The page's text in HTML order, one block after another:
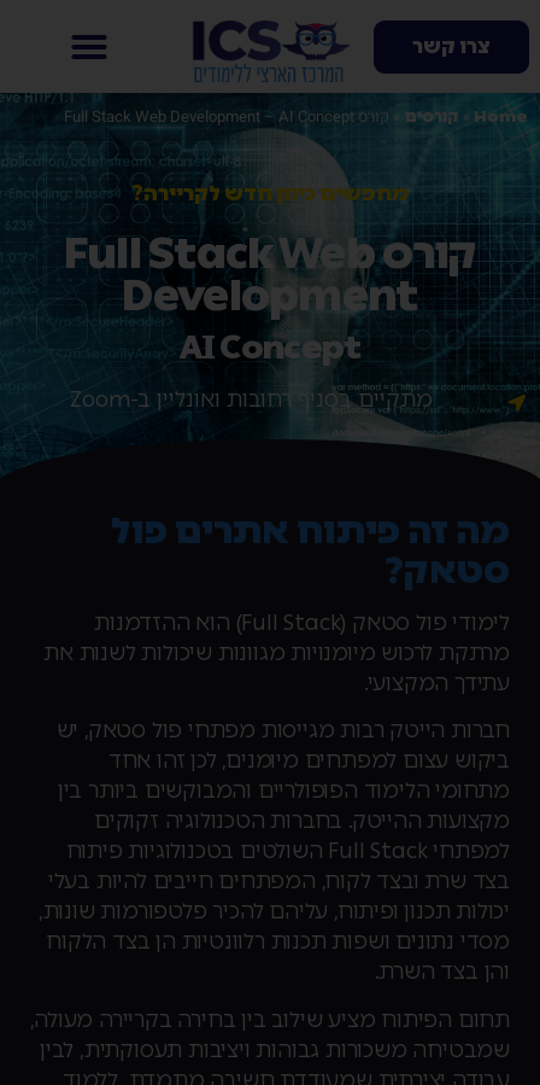
צרו קשר
Home
» קורסים » קורס Full Stack Web Development – AI Concept
מחפשים כיוון חדש לקריירה?
קורס Full Stack Web
Development
AI Concept
מתקיים בסניף רחובות ואונליין ב-Zoom
מה זה פיתוח אתרים פול
סטאק?
לימודי פול סטאק (Full Stack) הוא ההזדמנות
מרתקת לרכוש מיומנויות מגוונות שיכולות לשנות את
עתידך המקצועי.
חברות הייטק רבות מגייסות מפתחי פול סטאק, יש
ביקוש עצום למפתחים מיומנים, לכן זהו אחד
מתחומי הלימוד הפופולריים והמבוקשים ביותר בין
מקצועות ההייטק. בחברות הטכנולוגיה זקוקים
למפתחי Full Stack השולטים בטכנולוגיות פיתוח
בצד שרת ובצד לקוח, המפתחים חייבים להיות בעלי
יכולות תכנון ופיתוח, עליהם להכיר פלטפורמות שונות,
מסדי נתונים ושפות תכנות רלוונטיות הן בצד הלקוח
והן בצד השרת.
תחום הפיתוח מציע שילוב בין בחירה בקריירה מעולה,
שמבטיחה משכורות גבוהות ויציבות תעסוקתית, לבין